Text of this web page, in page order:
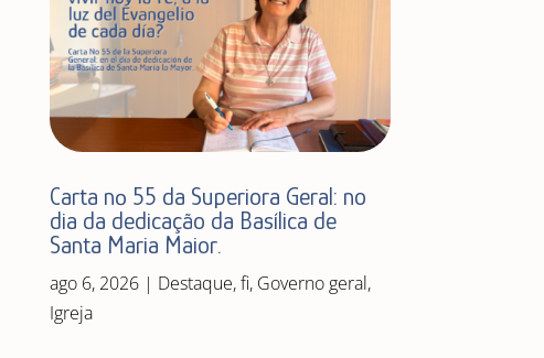
Carta nº 55 da Superiora Geral: no
dia da dedicação da Basílica de
Santa Maria Maior.
ago 6, 2026| Destaque,fi, Governo geral,
Igreja